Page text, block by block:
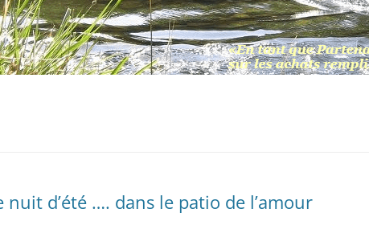
nuit d’été …. dans le patio de l’amour